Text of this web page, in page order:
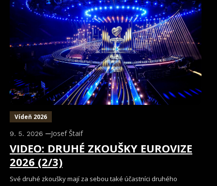
Vídeň 2026
9. 5. 2026 Josef Štaif
VIDEO: DRUHÉ ZKOUŠKY EUROVIZE
2026 (2/3)
Své druhé zkoušky mají za sebou také účastníci druhého